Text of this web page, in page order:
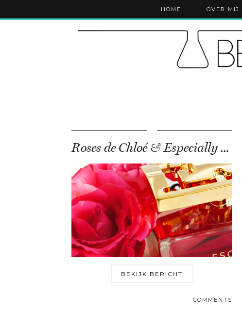
HOME OVER MIJ
Roses de Chloé & Especially Escada Elixir
BEKIJK BERICHT
COMMENTS